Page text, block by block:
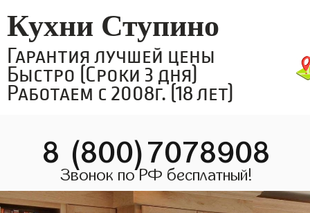
Кухни Ступино
Гарантия лучшей цены
Быстро (Сроки 3 дня)
Работаем с 2008г. (18 лет)
8 (800)7078908
Звонок по РФ бесплатный!